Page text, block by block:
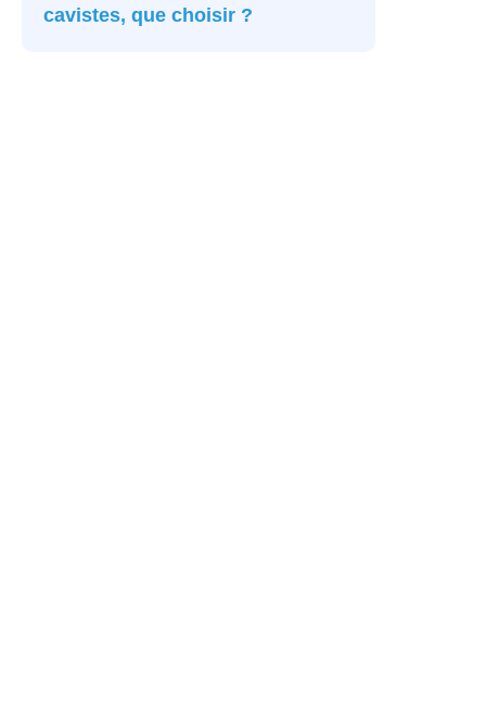
cavistes, que choisir ?